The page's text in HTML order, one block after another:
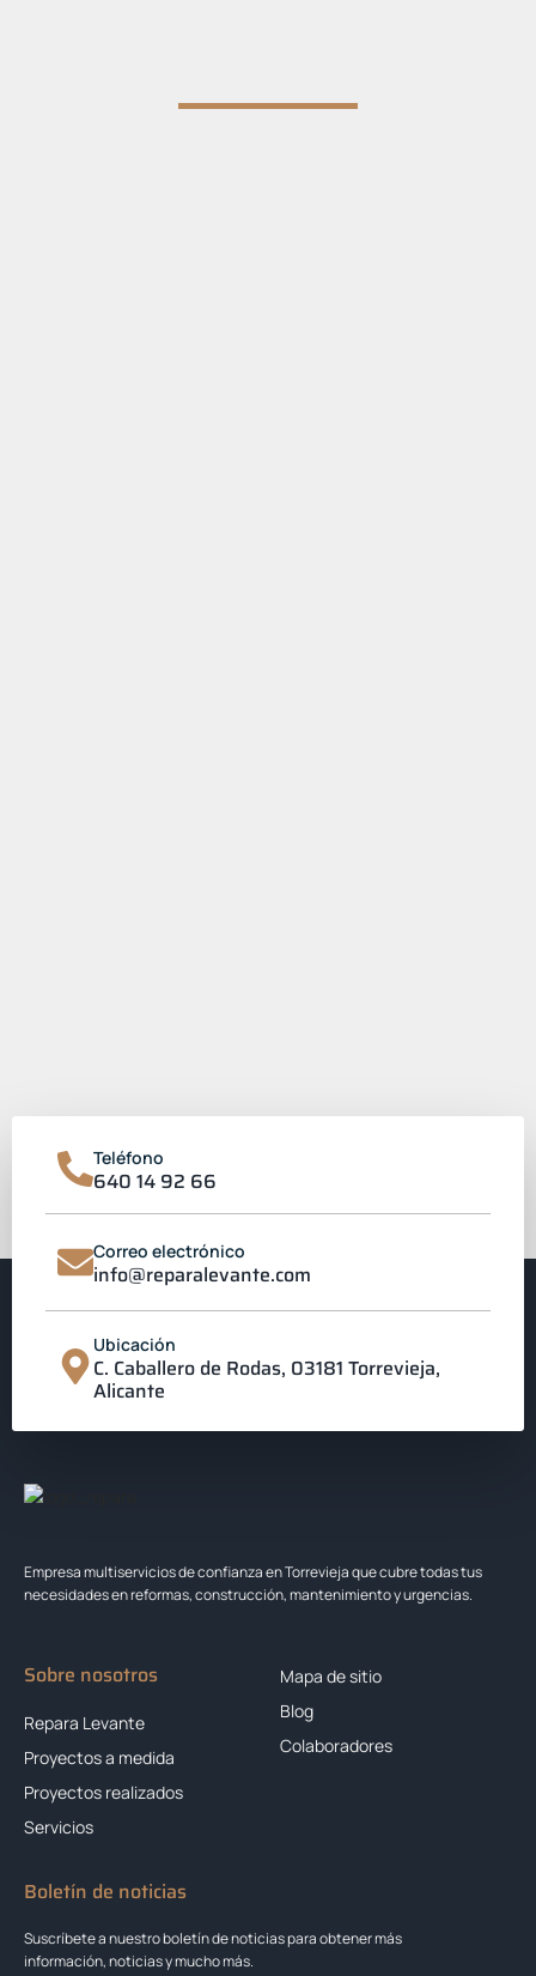
Teléfono
640 14 92 66
Correo electrónico
info@reparalevante.com
Ubicación
C. Caballero de Rodas, 03181 Torrevieja,
Alicante
Empresa multiservicios de confianza en Torrevieja que cubre todas tus
necesidades en reformas, construcción, mantenimiento y urgencias.
Sobre nosotros
Repara Levante
Proyectos a medida
Proyectos realizados
Servicios
Mapa de sitio
Blog
Colaboradores
Boletín de noticias
Suscríbete a nuestro boletín de noticias para obtener más
información, noticias y mucho más.